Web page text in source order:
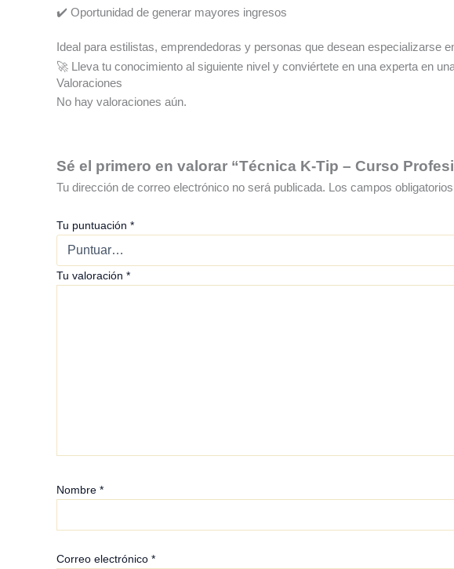
✔️ Oportunidad de generar mayores ingresos
Ideal para estilistas, emprendedoras y personas que desean especializarse
🚀 Lleva tu conocimiento al siguiente nivel y conviértete en una experta en
Valoraciones
No hay valoraciones aún.
Sé el primero en valorar “Técnica K-Tip – Curso
Tu dirección de correo electrónico no será publicada. Los campos
Tu puntuación *
Tu valoración *
Nombre *
Correo electrónico *